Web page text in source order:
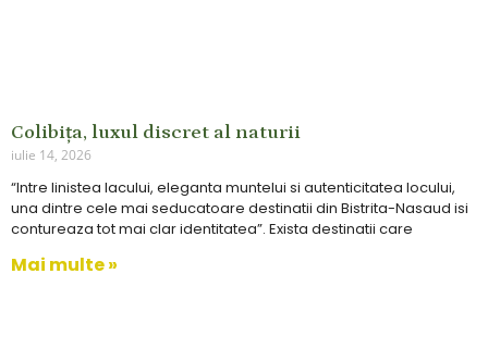
Colibița, luxul discret al naturii
iulie 14, 2026
“Intre linistea lacului, eleganta muntelui si autenticitatea locului,
una dintre cele mai seducatoare destinatii din Bistrita-Nasaud isi
contureaza tot mai clar identitatea”. Exista destinatii care
Mai multe »